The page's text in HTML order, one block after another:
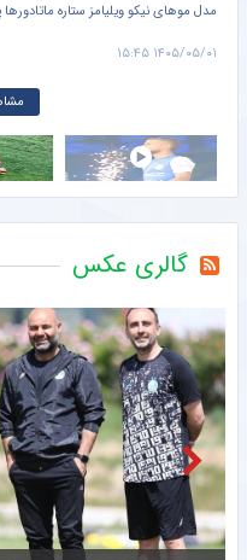
مدل موهای نیکو ویلیامز ستاره
۱۴۰۵/۰۵/۰۱ ۱۵:۴۵
گالری عکس